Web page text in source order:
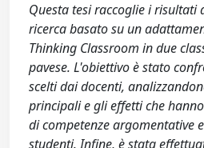
Questa tesi raccoglie i risultati
ricerca basato su un
Thinking Classroom in due
pavese. L'obiettivo è stato
scelti dai docenti,
principali e gli effetti che
di competenze argomentative
studenti. Infine, è stata